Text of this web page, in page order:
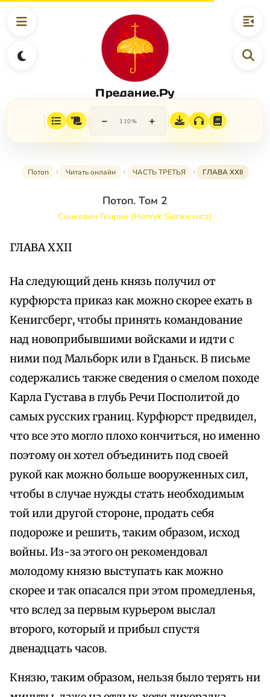
Предание.Ру
− 110% +
Потоп Читать онлайн ЧАСТЬ ТРЕТЬЯ ГЛАВА XXII
Потоп. Том 2
Сенкевич Генрик (Henryk Sienkiewicz)
ГЛАВА XXII
На следующий день князь получил от
курфюрста приказ как можно скорее ехать в
Кенигсберг, чтобы принять командование
над новоприбывшими войсками и идти с
ними под Мальборк или в Гданьск. В письме
содержались также сведения о смелом походе
Карла Густава в глубь Речи Посполитой до
самых русских границ. Курфюрст предвидел,
что все это могло плохо кончиться, но именно
поэтому он хотел объединить под своей
рукой как можно больше вооруженных сил,
чтобы в случае нужды стать необходимым
той или другой стороне, продать себя
подороже и решить, таким образом, исход
войны. Из-за этого он рекомендовал
молодому князю выступать как можно
скорее и так опасался при этом промедленья,
что вслед за первым курьером выслал
второго, который и прибыл спустя
двенадцать часов.
Князю, таким образом, нельзя было терять ни